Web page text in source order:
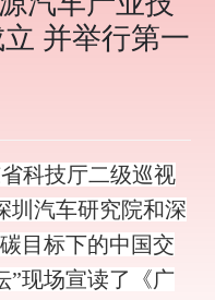
并举行第一
科技厅二级巡视
圳汽车研究院和深
目标下的中国交
”现场宣读了《广